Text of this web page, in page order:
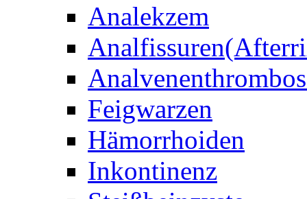
Analekzem
Feigwarzen
Hämorrhoiden
Inkontinenz